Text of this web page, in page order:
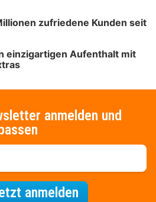
zufriedene Kunden seit
einzigartigen Aufenthalt mit
anmelden und
anmeldenFür den